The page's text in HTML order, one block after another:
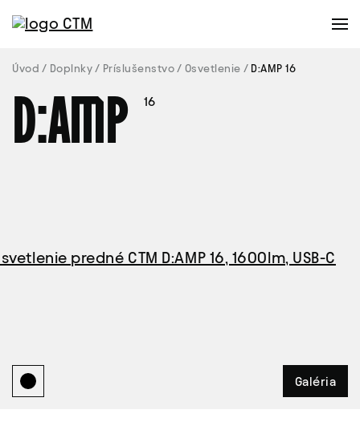
Úvod Doplnky Príslušenstvo Osvetlenie D:AMP 16
D:AMP 16
Galéria